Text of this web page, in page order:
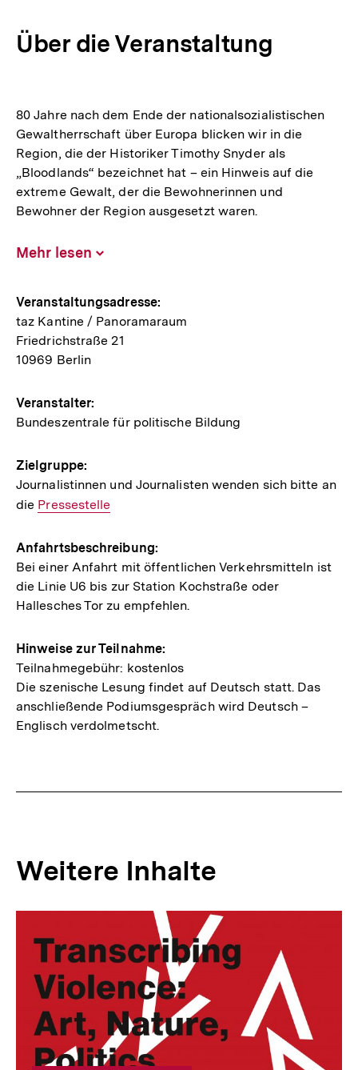
Über die Veranstaltung
80 Jahre nach dem Ende der nationalsozialistischen
Gewaltherrschaft über Europa blicken wir in die
Region, die der Historiker Timothy Snyder als
„Bloodlands“ bezeichnet hat – ein Hinweis auf die
extreme Gewalt, der die Bewohnerinnen und
Bewohner der Region ausgesetzt waren.
Mehr lesen
Hinweise
zur
Veranstaltung
Veranstaltungsadresse:
taz Kantine / Panoramaraum
Friedrichstraße 21
10969 Berlin
Veranstalter:
Bundeszentrale für politische Bildung
Zielgruppe:
Journalistinnen und Journalisten wenden sich bitte an
die Interner
Pressestelle
Anfahrtsbeschreibung:
Bei einer Anfahrt mit öffentlichen Verkehrsmitteln ist
die Linie U6 bis zur Station Kochstraße oder
Hallesches Tor zu empfehlen.
Hinweise zur Teilnahme:
Teilnahmegebühr: kostenlos
Die szenische Lesung findet auf Deutsch statt. Das
anschließende Podiumsgespräch wird Deutsch –
Englisch verdolmetscht.
Weitere Inhalte
weitere
Inhalte
überspringen